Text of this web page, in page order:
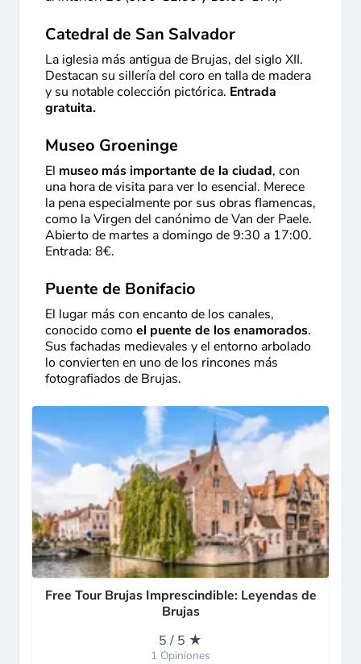
Catedral de San Salvador
La iglesia más antigua de Brujas, del siglo XII.
Destacan su sillería del coro en talla de madera
y su notable colección pictórica. Entrada
gratuita.
Museo Groeninge
El museo más importante de la ciudad, con
una hora de visita para ver lo esencial. Merece
la pena especialmente por sus obras flamencas,
como la Virgen del canónimo de Van der Paele.
Abierto de martes a domingo de 9:30 a 17:00.
Entrada: 8€.
Puente de Bonifacio
El lugar más con encanto de los canales,
conocido comoel puente de los enamorados.
Sus fachadas medievales y el entorno arbolado
lo convierten en uno de los rincones más
fotografiados de Brujas.
Free Tour Brujas Imprescindible: Leyendas de
Brujas
5 / 5 ★
1 Opiniones